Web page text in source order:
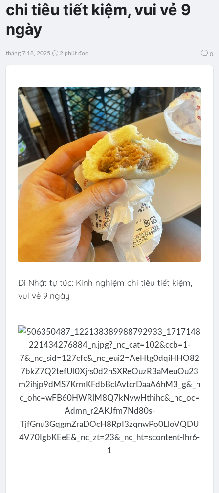
chi tiêu tiết kiệm, vui vẻ 9
ngày
tháng 7 18, 2025 2 phút đọc 0
Đi Nhật tự túc: Kinh nghiệm chi tiêu tiết kiệm,
vui vẻ 9 ngày